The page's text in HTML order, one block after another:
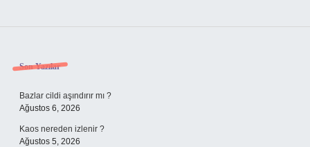
Sidebar
Son Yazılar
Bazlar cildi aşındırır mı ?
Ağustos 6, 2026
Kaos nereden izlenir ?
Ağustos 5, 2026